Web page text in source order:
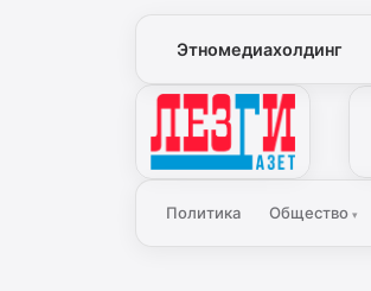
Этномедиахолдинг
Лезги Газет
Политика Общество▾